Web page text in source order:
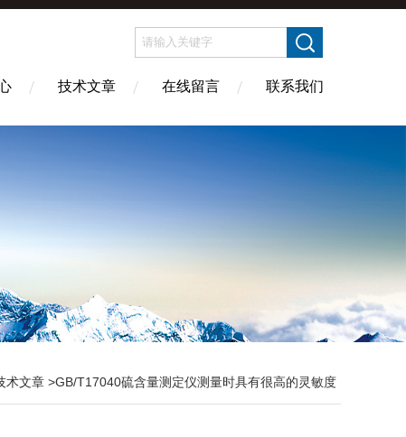
技术文章 在线留言 联系我们
术文章 >GB/T17040硫含量测定仪测量时具有很高的灵敏度